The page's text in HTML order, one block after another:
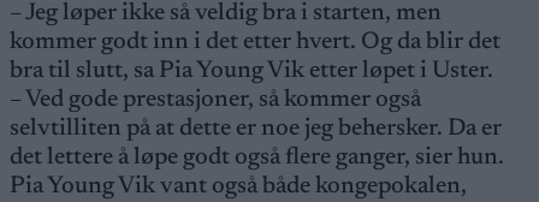
– Jeg løper ikke så veldig bra i starten, men
kommer godt inn i det etter hvert. Og da blir det
bra til slutt, sa Pia Young Vik etter løpet i Uster.
– Ved gode prestasjoner, så kommer også
selvtilliten på at dette er noe jeg behersker. Da er
det lettere å løpe godt også flere ganger, sier hun.
Pia Young Vik vant også både kongepokalen,